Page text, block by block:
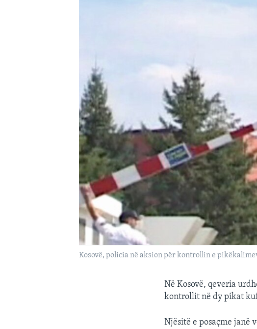
Kosovë, policia në aksion për kontrollin e
Në Kosovë, qeveria
kontrollit në dy pikat
Njësitë e posaçme janë